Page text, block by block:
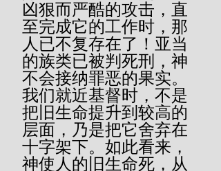
凶狠而严酷的攻击，直
至完成它的工作时，那
人已不复存在了！亚当
的族类已被判死刑，神
不会接纳罪恶的果实。
我们就近基督时，不是
把旧生命提升到较高的
层面，乃是把它舍弃在
十字架下。如此看来，
神使人的旧生命死，从